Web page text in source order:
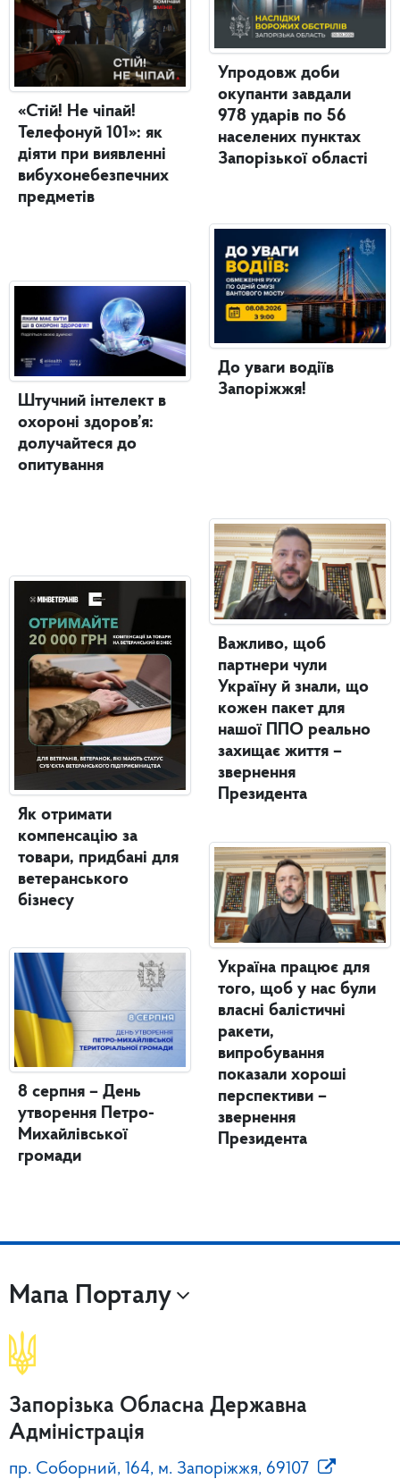
«Стій! Не чіпай!
Телефонуй 101»: як
діяти при виявленні
вибухонебезпечних
предметів
Штучний інтелект в
охороні здоров’я:
долучайтеся до
опитування
Як отримати
компенсацію за
товари, придбані для
ветеранського
бізнесу
8 серпня – День
утворення Петро-
Михайлівської
громади
Упродовж доби
окупанти завдали
978 ударів по 56
населених пунктах
Запорізької області
До уваги водіїв
Запоріжжя!
Важливо, щоб
партнери чули
Україну й знали, що
кожен пакет для
нашої ППО реально
захищає життя –
звернення
Президента
Україна працює для
того, щоб у нас були
власні балістичні
ракети,
випробування
показали хороші
перспективи –
звернення
Президента
Мапа Порталу
Запорізька Обласна Державна
Адміністрація
пр. Соборний, 164, м. Запоріжжя, 69107